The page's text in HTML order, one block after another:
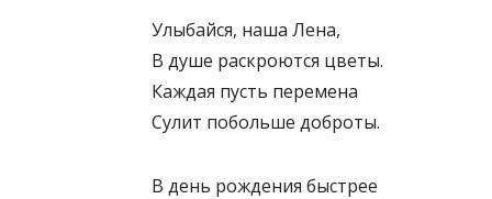
Улыбайся, наша Лена,
В душе раскроются цветы.
Каждая пусть перемена
Сулит побольше доброты.
В день рождения быстрее